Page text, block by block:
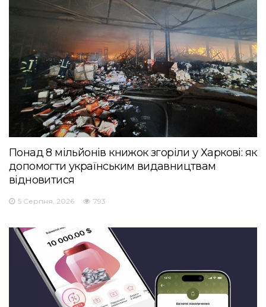
Понад 8 мільйонів книжок згоріли у Харкові: як
допомогти українським видавництвам
відновитися
5 Серпня, 2026 793